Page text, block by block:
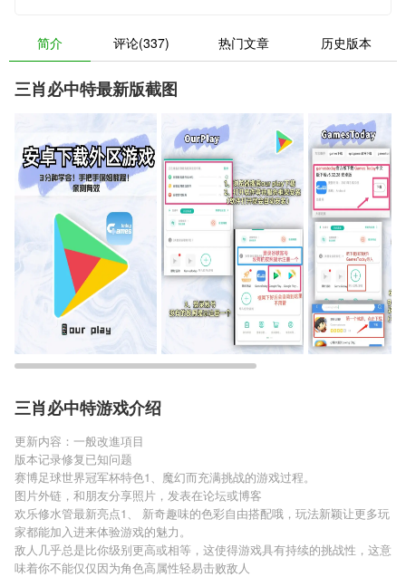
简介 评论(337) 热门文章 历史版本
三肖必中特最新版截图
三肖必中特游戏介绍
更新内容：一般改進項目
版本记录修复已知问题
赛博足球世界冠军杯特色1、魔幻而充满挑战的游戏过程。
图片外链，和朋友分享照片，发表在论坛或博客
欢乐修水管最新亮点1、 新奇趣味的色彩自由搭配哦，玩法新颖让更多玩
家都能加入进来体验游戏的魅力。
敌人几乎总是比你级别更高或相等，这使得游戏具有持续的挑战性，这意
味着你不能仅仅因为角色高属性轻易击败敌人